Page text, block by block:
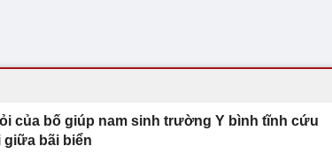
của bố giúp nam sinh trường Y bình tĩnh cứu
bãi biển